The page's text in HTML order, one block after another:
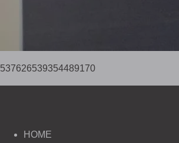
537626539354489170
HOME